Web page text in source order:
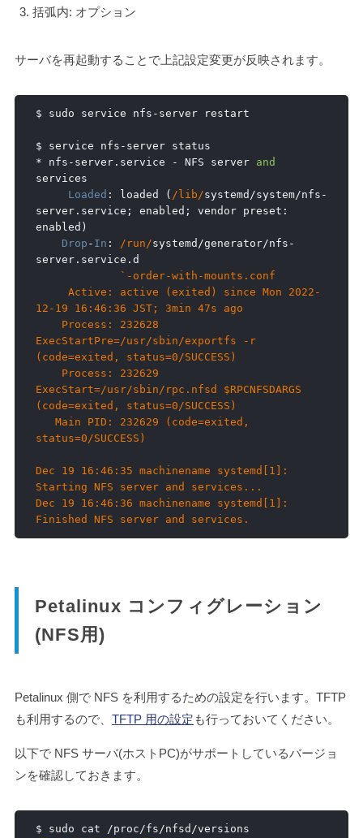
括弧内: オプション
サーバを再起動することで上記設定変更が反映されます。
$ sudo service nfs - server restart
$ service nfs -
* nfs - server. service - NFS server and
services
Loaded : loaded ( /lib/systemd /system/nfs -
server. service ; enabled ; vendor preset :
enabled )
Drop - In : /run/systemd /generator/nfs -
server. service . d
`-order-with-mounts.conf
12-19 16:46:36 JST; 3min 47s ago
ExecStartPre=/usr/sbin/exportfs -r
(code=exited, status=0/SUCCESS)
ExecStart=/usr/sbin/rpc.nfsd $RPCNFSDARGS
(code=exited, status=0/SUCCESS)
status=0/SUCCESS)
Dec 19 16:46:35 machinename systemd[1]:
Starting NFS server and services...
Dec 19 16:46:36 machinename systemd[1]:
Finished NFS server and services.
Petalinux コンフィグレーション
(NFS用)
Petalinux 側で NFS を利用するための設定を行います。TFTP
も利用するので、 TFTP 用の設定 も行っておいてください。
以下で NFS サーバ(ホストPC)がサポートしているバージョ
ンを確認しておきます。
$ sudo cat /proc/fs/nfsd /